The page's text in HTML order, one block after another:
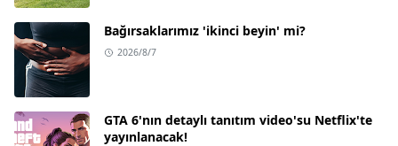
Bağırsaklarımız 'ikinci beyin' mi?
2026/8/7
GTA 6'nın detaylı tanıtım video'su Netflix'te
yayınlanacak!